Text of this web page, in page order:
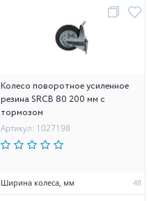
Колесо поворотное усиленное
резина SRCB 80 200 мм с
тормозом
Артикул: 1027198
Ширина колеса, мм 48